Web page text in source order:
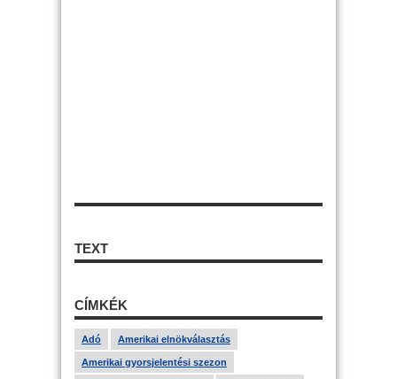
TEXT
CÍMKÉK
Adó Amerikai elnökválasztás
Amerikai gyorsjelentési szezon